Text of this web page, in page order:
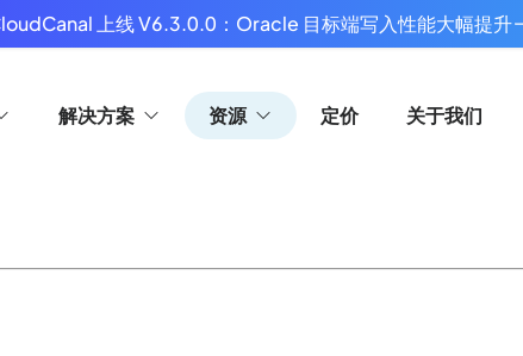
上线 V6.3.0.0：Oracle 目标端写入性能大幅提升
解决方案 资源 定价 关于我们